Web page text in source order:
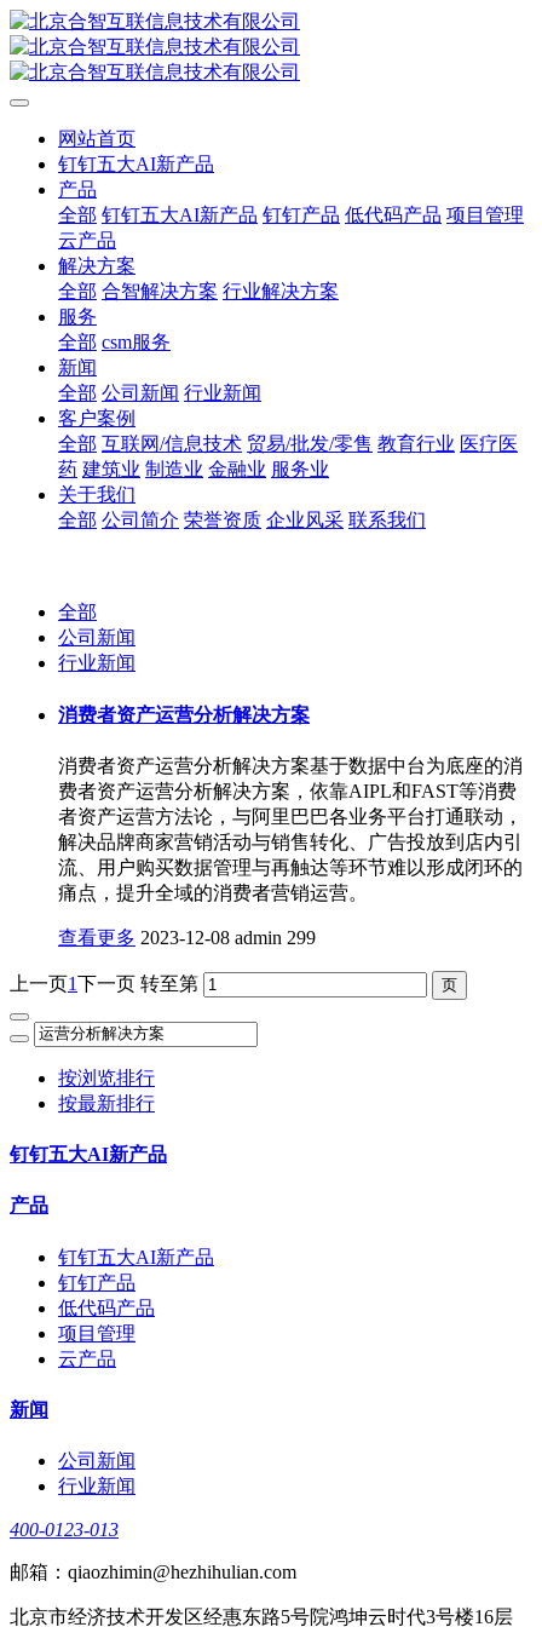
网站首页
钉钉五大AI新产品
产品
全部 钉钉五大AI新产品 钉钉产品 低代码产品 项目管理
云产品
解决方案
全部 合智解决方案 行业解决方案
服务
全部 csm服务
新闻
全部 公司新闻 行业新闻
客户案例
全部 互联网/信息技术 贸易/批发/零售 教育行业 医疗医
药 建筑业 制造业 金融业 服务业
关于我们
全部 公司简介 荣誉资质 企业风采 联系我们
全部
公司新闻
行业新闻
消费者资产运营分析解决方案
消费者资产运营分析解决方案基于数据中台为底座的消
费者资产运营分析解决方案，依靠AIPL和FAST等消费
者资产运营方法论，与阿里巴巴各业务平台打通联动，
解决品牌商家营销活动与销售转化、广告投放到店内引
流、用户购买数据管理与再触达等环节难以形成闭环的
痛点，提升全域的消费者营销运营。
查看更多 2023-12-08 admin 299
上一页1下一页 转至第
按浏览排行
按最新排行
钉钉五大AI新产品
产品
钉钉五大AI新产品
钉钉产品
低代码产品
项目管理
云产品
新闻
公司新闻
行业新闻
400-0123-013
邮箱：qiaozhimin@hezhihulian.com
北京市经济技术开发区经惠东路5号院鸿坤云时代3号楼16层